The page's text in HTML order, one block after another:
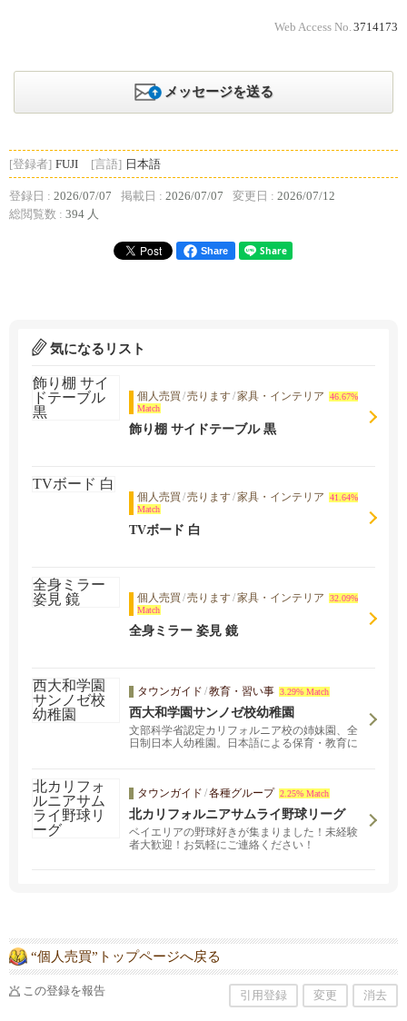
Web Access No. 3714173
メッセージを送る
[登録者] FUJI [言語] 日本語
登録日 : 2026/07/07 掲載日 : 2026/07/07 変更日 : 2026/07/12
総閲覧数 : 394 人
Share
気になるリスト
個人売買 /売ります/家具・インテリア
46.67%
Match
飾り棚 サイドテーブル 黒
個人売買 /売ります/家具・インテリア
41.64%
Match
TVボード 白
個人売買 /売ります/家具・インテリア
32.09%
Match
全身ミラー 姿見 鏡
タウンガイド /教育・習い事 3.29% Match
西大和学園サンノゼ校幼稚園
文部科学省認定カリフォルニア校の姉妹園、全
日制日本人幼稚園。日本語による保育・教育に
タウンガイド /各種グループ 2.25% Match
北カリフォルニアサムライ野球リーグ
ベイエリアの野球好きが集まりました！未経験
者大歓迎！お気軽にご連絡ください！
“個人売買”トップページへ戻る
この登録を報告 引用登録 変更 消去